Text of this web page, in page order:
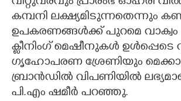
കമ്പനി ലക്ഷ്യമിടുന്നതെന്നും
ഉപകരണങ്ങൾക്ക് പുറമെ വാക്വം
ക്ലീനിംഗ് മെഷീനുകൾ ഉൾപ്പെടെ
ഗൃഹോപരണ ശ്രേണിയും
ബ്രാൻഡിൽ വിപണിയിൽ
പി.എം ഷമീർ പറഞ്ഞു.